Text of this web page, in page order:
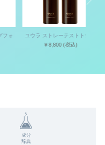
ユウラ ストレーテストトナー
￥8,800(税込)
成分
辞典